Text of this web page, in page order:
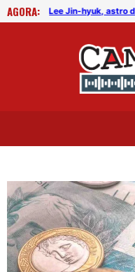
AGORA:
FICG trará Diogo Nogueira, Othon Bastos, Kell Smith e Antônio Nóbrega